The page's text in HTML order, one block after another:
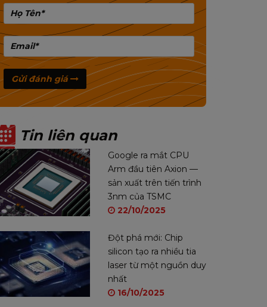
Gửi đánh giá
Tin liên quan
Google ra mắt CPU
Arm đầu tiên Axion —
sản xuất trên tiến trình
3nm của TSMC
22/10/2025
Đột phá mới: Chip
silicon tạo ra nhiều tia
laser từ một nguồn duy
nhất
16/10/2025